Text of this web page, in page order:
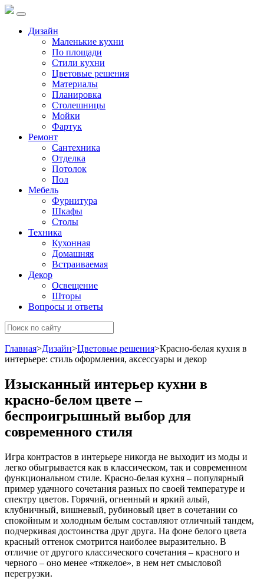
Дизайн
Маленькие кухни
По площади
Стили кухни
Цветовые решения
Материалы
Планировка
Столешницы
Мойки
Фартук
Ремонт
Сантехника
Отделка
Потолок
Пол
Мебель
Фурнитура
Шкафы
Столы
Техника
Кухонная
Домашняя
Встраиваемая
Декор
Освещение
Шторы
Вопросы и ответы
Главная>Дизайн>Цветовые решения>Красно-белая кухня в
интерьере: стиль оформления, аксессуары и декор
Изысканный интерьер кухни в
красно-белом цвете –
беспроигрышный выбор для
современного стиля
Игра контрастов в интерьере никогда не выходит из моды и
легко обыгрывается как в классическом, так и современном
функциональном стиле. Красно-белая кухня–популярный
пример удачного сочетания разных по своей температуре и
спектру цветов. Горячий, огненный и яркий алый,
клубничный, вишневый, рубиновый цвет в сочетании со
спокойным и холодным белым составляют отличный тандем,
подчеркивая достоинства друг друга. На фоне белого цвета
красный оттенок смотрится наиболее выразительно. В
отличие от другого классического сочетания – красного и
черного – оно менее «тяжелое», в нем нет смысловой
перегрузки.